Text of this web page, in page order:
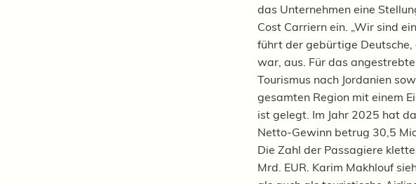
das Unternehmen eine
Cost Carriern ein. „Wir sind
führt der gebürtige Deutsche,
war, aus. Für das
Tourismus nach Jordanien
gesamten Region mit einem
ist gelegt. Im Jahr 2025 hat
Netto-Gewinn betrug 30,5
Die Zahl der Passagiere
Mrd. EUR. Karim Makhlouf